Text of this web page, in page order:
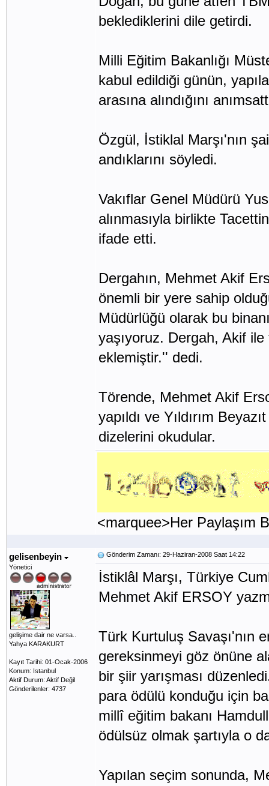
beklediklerini dile getirdi.
Milli Eğitim Bakanlığı
kabul edildiği günün,
arasına alındığını
Özgül, İstiklal Marşı'nın
andıklarını söyledi.
Vakıflar Genel Müdürü
alınmasıyla birlikte
ifade etti.
Dergahın, Mehmet Akif
önemli bir yere sahip
Müdürlüğü olarak bu
yaşıyoruz. Dergah, Akif
eklemiştir.'' dedi.
Törende, Mehmet Akif
yapıldı ve Yıldırım
dizelerini okudular.
<marquee>Her Paylaşım
gelisenbeyin
Yönetici
gelişime dair ne varsa..
Yahya KARAKURT
Kayıt Tarihi: 01-Ocak-2006
Konum: Istanbul
Aktif Durum: Aktif Değil
Gönderilenler: 4737
Gönderim Zamanı: 29-Haziran-2008 Saat 14:22
İstiklâl Marşı, Türkiye
Mehmet Akif ERSOY
Türk Kurtuluş Savaşı'nın
gereksinmeyi göz önüne
bir şiir yarışması
para ödülü konduğu için
millî eğitim bakanı
ödülsüz olmak şartıyla o
Yapılan seçim sonunda,